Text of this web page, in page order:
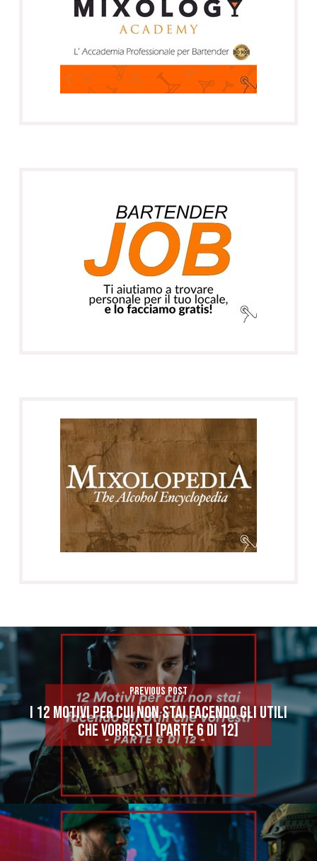
Previous Post
I 12 MOTIVI PER CUI NON STAI FACENDO GLI UTILI
CHE VORRESTI [PARTE 6 di 12]